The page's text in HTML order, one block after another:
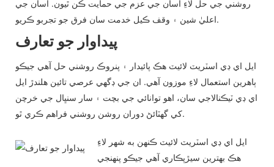
روشني جي حل لاءِ اسان جي عزم جي حمايت ڪن ٿيون. اسان جي
اعليٰ شين ۽ وقف ڪيل خدمت سان فرق جو تجربو ڪريو.
پيداوار جو تعارف
ايل اي ڊي اسٽريٽ لائيٽ هڪ پائيدار ۽ پنروڪ روشني حل آهي جيڪو
ٻاهرين استعمال لاءِ موزون آهي. ان جي ڊگهي عرصي تائين هلندڙ ايل
اي ڊي ٽيڪنالاجي سان، اهو توانائي جي بچت ۽ سار سنڀال جي خرچن
کي گهٽائڻ دوران روشن روشني فراهم ڪري ٿو.
ايل اي ڊي اسٽريٽ لائيٽ ڪنهن به شهر لاءِ
هڪ بهترين سيڙپڪاري آهي جيڪو پنهنجي